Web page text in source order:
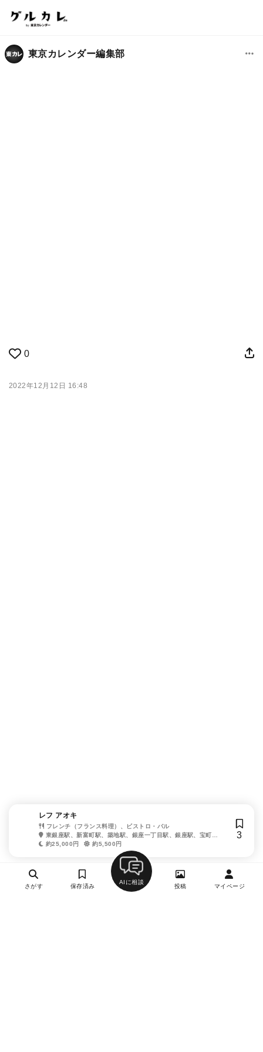
東京カレンダー編集部
0
2022年12月12日 16:48
レフ アオキ
フレンチ（フランス料理）、ビストロ・バル
東銀座駅、新富町駅、築地駅、銀座一丁目駅、銀座駅、宝町
駅、築地市場駅、京橋駅、有楽町駅
約25,000円 約5,500円
3
さがす 保存済み
AIに相談
投稿 マイページ